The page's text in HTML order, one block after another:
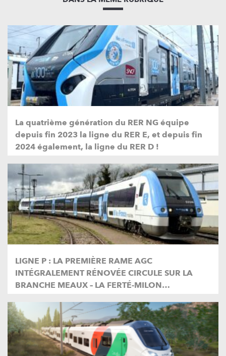
La quatrième génération du RER NG équipe
depuis fin 2023 la ligne du RER E, et depuis fin
2024 également, la ligne du RER D !
LIGNE P : LA PREMIÈRE RAME AGC
INTÉGRALEMENT RÉNOVÉE CIRCULE SUR LA
BRANCHE MEAUX – LA FERTÉ-MILON…